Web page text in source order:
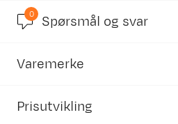
Inneholder resirkulerte materialer
4.5
0 Spørsmål og svar
Varemerke
Prisutvikling